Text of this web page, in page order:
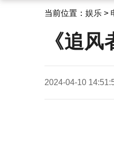
当前位置： 娱乐 >
《追
2024-04-10